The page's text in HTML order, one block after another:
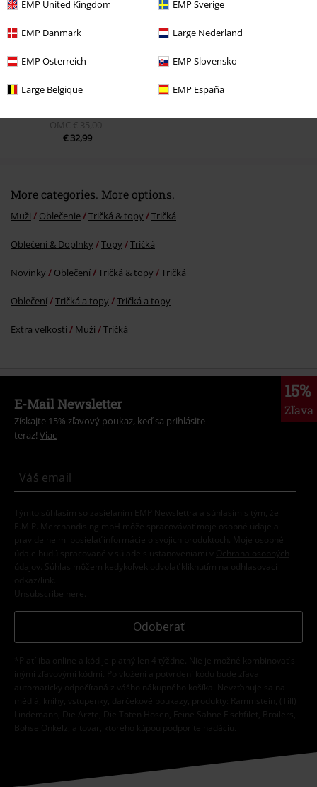
EMP United Kingdom EMP Sverige
EMP Danmark Large Nederland
EMP Österreich EMP Slovensko
Large Belgique EMP España
OMC € 35,00
€ 32,99
More categories. More options.
Muži Oblečenie Tričká & topy Tričká
Oblečení & Doplnky Topy Tričká
Novinky Oblečení Tričká & topy Tričká
Oblečení Tričká a topy Tričká a topy
Extra veľkosti Muži Tričká
15%
Zľava
E-Mail Newsletter
Získajte 15% zľavový poukaz, keď sa prihlásite
teraz! Viac
Týmto súhlasím so zasielaním EMP Newslettra a súhlasím s tým, že
E.M.P. Merchandising mbH môže spracovávať moje osobné údaje a
pravidelne mi posielať informácie o svojich produktoch. Moje osobné
údaje budú spracované v súlade s ustanoveniami v
Ochrana osobných
údajov
. Súhlas môžem kedykoľvek odvolať kliknutím na odhlasovací
odkaz/link.
Unsubscribe here
Odoberať
*Platí iba online a kód je platný len 4 týždne. Nie je možné kombinovať s
inými zľavovými kódmi. Po vložení a potvrdení kódu bude zľava
automaticky odpočítaná z vášho nákupného košíka. Nevzťahuje sa na
médiá, knihy, vstupenky, darčekové poukazy, produkty: Rammstein, (Till)
Lindemann, Die Ärzte, Die Toten Hosen, Feine Sahne Fischfilet, Broilers,
Böhse Onkelz, a tovar, ktorého kúpou podporíte nadáciu.